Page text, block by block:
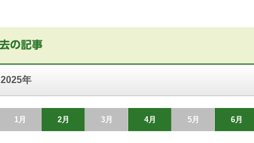
2025年
1月 2月 3月 4月 5月 6月